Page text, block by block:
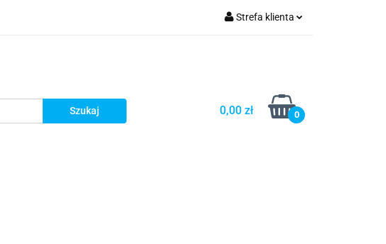
Strefa klienta
Dodaj zgłoszenie
0,00 zł 0